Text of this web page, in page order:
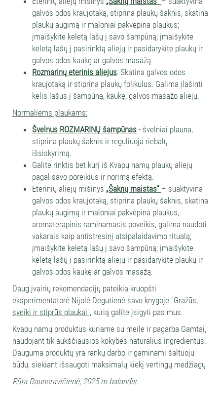
galvos odos kraujotaką, stiprina plaukų šaknis, skatina
plaukų augimą ir maloniai pakvėpina plaukus;
įmaišykite keletą lašų į savo šampūną; įmaišykite
keletą lašų į pasirinktą aliejų ir pasidarykite plaukų ir
galvos odos kaukę ar galvos masažą
Rozmarinų eterinis aliejus: Skatina galvos odos
kraujotaką ir stiprina plaukų folikulus. Galima įlašinti
kelis lašus į šampūną, kaukę, galvos masažo aliejų.
Normaliems plaukams:
Švelnus ROZMARINŲ šampūnas - švelniai plauna,
stiprina plaukų šaknis ir reguliuoja riebalų
išsiskyrimą.
Galite rinktis bet kurį iš Kvapų namų plaukų aliejų
pagal savo poreikius ir norimą efektą.
Eterinių aliejų mišinys „Šaknų maistas“ – suaktyvina
galvos odos kraujotaką, stiprina plaukų šaknis, skatina
plaukų augimą ir maloniai pakvėpina plaukus,
aromaterapinis raminamasis poveikis, galima naudoti
vakarais kaip antistresinį atsipalaidavimo ritualą;
įmaišykite keletą lašų į savo šampūną; įmaišykite
keletą lašų į pasirinktą aliejų ir pasidarykite plaukų ir
galvos odos kaukę ar galvos masažą.
Daug įvairių rekomendacijų pateikia kruopšti
eksperimentatorė Nijolė Degutienė savo knygoje "Gražūs,
sveiki ir stiprūs plaukai", kurią galite įsigyti pas mus.
Kvapų namų produktus kuriame su meile ir pagarba Gamtai,
naudojant tik aukščiausios kokybės natūralius ingredientus.
Dauguma produktų yra rankų darbo ir gaminami šaltuoju
būdu, siekiant išsaugoti maksimalų kiekį vertingų medžiagų
Rūta Daunoravičienė, 2025 m balandis